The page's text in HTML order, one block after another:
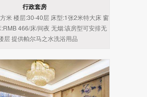
行政套房
米 楼层:30-40层 床型:1张2米特大床 窗
:RMB 466/床/间夜 无烟:该房型可安排无
层 提供帕尔马之水洗浴用品